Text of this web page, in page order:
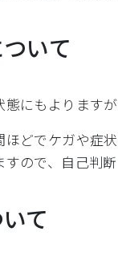
いて
にもよります
どでケガや症
ので、自己判
て